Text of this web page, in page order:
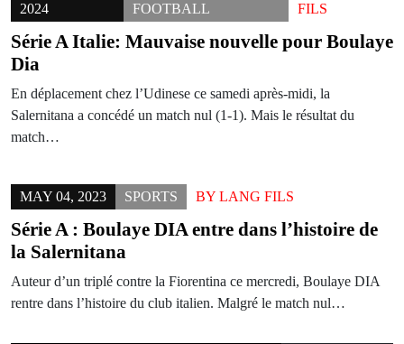
2024
FOOTBALL
FILS
Série A Italie: Mauvaise nouvelle pour Boulaye
Dia
En déplacement chez l’Udinese ce samedi après-midi, la
Salernitana a concédé un match nul (1-1). Mais le résultat du
match…
MAY 04, 2023 SPORTS BY LANG FILS
Série A : Boulaye DIA entre dans l’histoire de
la Salernitana
Auteur d’un triplé contre la Fiorentina ce mercredi, Boulaye DIA
rentre dans l’histoire du club italien. Malgré le match nul…